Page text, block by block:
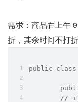
需求：商品在上午
折，其余时间不打折
public class
//